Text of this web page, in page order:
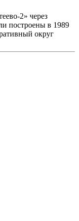
2» через
построены в 1989
округ